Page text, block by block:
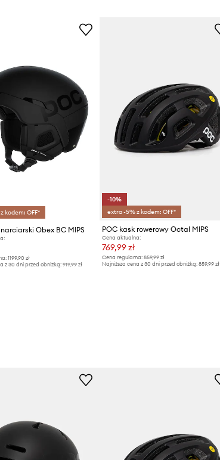
Marka
kodem: OFF*
Obex BC MIPS
1199,90 zł
z 30 dni przed obniżką: 919,99 zł
-10%
extra -5% z kodem: OFF*
POC kask rowerowy Octal MIPS
Cena aktualna:
769,99 zł
Cena regularna: 859,99 zł
Najniższa cena z 30 dni przed obniżką: 859,99 zł